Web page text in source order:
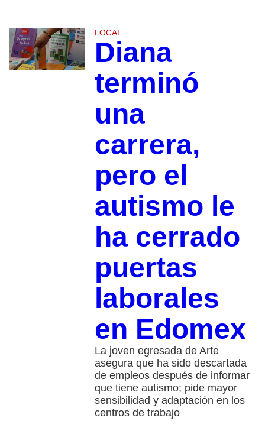
LOCAL
Diana
terminó
una
carrera,
pero el
autismo le
ha cerrado
puertas
laborales
en Edomex
La joven egresada de Arte
asegura que ha sido descartada
de empleos después de informar
que tiene autismo; pide mayor
sensibilidad y adaptación en los
centros de trabajo